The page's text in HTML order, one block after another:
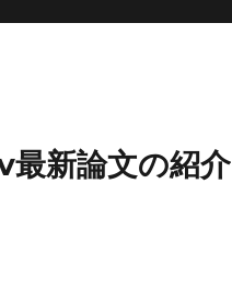
最新論文の紹介